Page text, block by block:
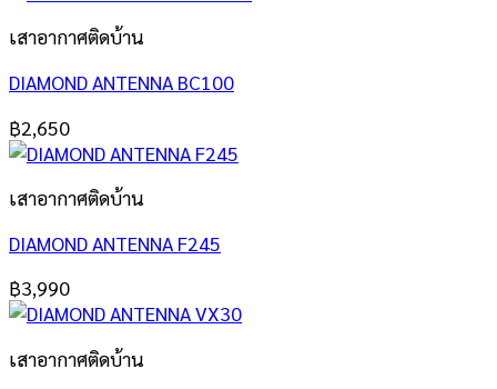
เสาอากาศติดบ้าน
DIAMOND ANTENNA BC100
฿2,650
เสาอากาศติดบ้าน
DIAMOND ANTENNA F245
฿3,990
เสาอากาศติดบ้าน